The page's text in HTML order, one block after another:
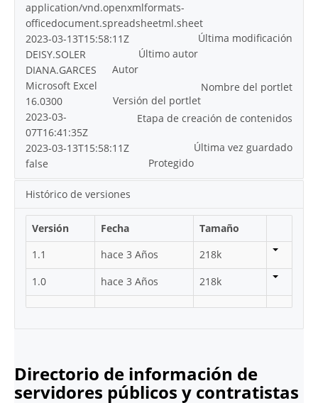
application/vnd.openxmlformats-
officedocument.spreadsheetml.sheet
Última modificación
2023-03-13T15:58:11Z
Último autor
DEISY.SOLER
Autor
DIANA.GARCES
Nombre del portlet
Microsoft Excel
Versión del portlet
16.0300
Etapa de creación de contenidos
2023-03-
07T16:41:35Z
Última vez guardado
2023-03-13T15:58:11Z
Protegido
false
Histórico de versiones
Versión Fecha
Tamaño
1.1
hace 3 Años
218k
1.0
hace 3 Años 218k
Directorio de información de
servidores públicos y contratistas